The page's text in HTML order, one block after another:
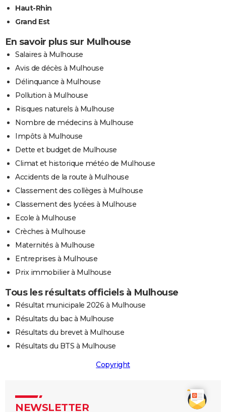
Haut-Rhin
Grand Est
En savoir plus sur Mulhouse
Salaires à Mulhouse
Avis de décès à Mulhouse
Délinquance à Mulhouse
Pollution à Mulhouse
Risques naturels à Mulhouse
Nombre de médecins à Mulhouse
Impôts à Mulhouse
Dette et budget de Mulhouse
Climat et historique météo de Mulhouse
Accidents de la route à Mulhouse
Classement des collèges à Mulhouse
Classement des lycées à Mulhouse
Ecole à Mulhouse
Crèches à Mulhouse
Maternités à Mulhouse
Entreprises à Mulhouse
Prix immobilier à Mulhouse
Tous les résultats officiels à Mulhouse
Résultat municipale 2026 à Mulhouse
Résultats du bac à Mulhouse
Résultats du brevet à Mulhouse
Résultats du BTS à Mulhouse
Copyright
NEWSLETTER